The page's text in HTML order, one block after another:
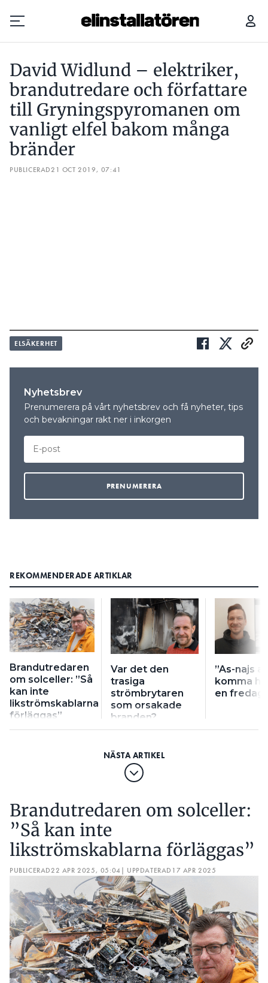
Prenumerera
Hantera prenumeration
Lediga jobb
Annonsera
SEARCH
David Widlund – elektriker,
brandutredare och författare
till Gryningspyromanen om
vanligt elfel bakom många
bränder
PUBLICERAD21 OCT 2019, 07:41
ELSÄKERHET
Nyhetsbrev
Prenumerera på vårt nyhetsbrev och få nyheter, tips
och bevakningar rakt ner i inkorgen
REKOMMENDERADE ARTIKLAR
Brandutredaren
om solceller: ”Så
kan inte
likströmskablarna
förläggas”
Var det den
trasiga
strömbrytaren
som orsakade
branden?
”As-najs
komma
en fredag”
Brandutredaren om solceller:
”Så kan inte
likströmskablarna förläggas”
PUBLICERAD22 APR 2025, 05:04| UPPDATERAD 17 APR 2025